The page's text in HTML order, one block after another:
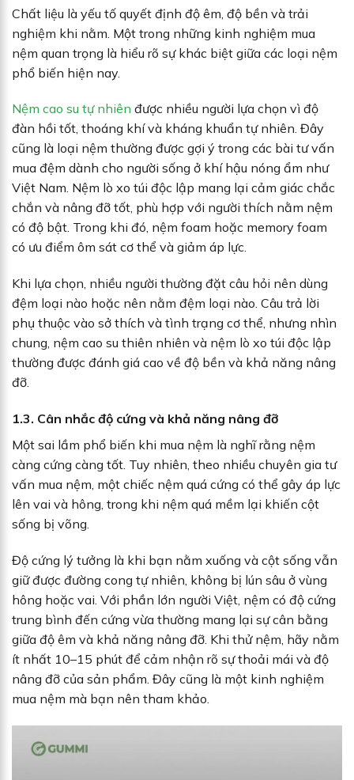
Chất liệu là yếu tố quyết định độ êm, độ bền và trải
nghiệm khi nằm. Một trong những kinh nghiệm mua
nệm quan trọng là hiểu rõ sự khác biệt giữa các loại nệm
phổ biến hiện nay.
Nệm cao su tự nhiên được nhiều người lựa chọn vì độ
đàn hồi tốt, thoáng khí và kháng khuẩn tự nhiên. Đây
cũng là loại nệm thường được gợi ý trong các bài tư vấn
mua đệm dành cho người sống ở khí hậu nóng ẩm như
Việt Nam. Nệm lò xo túi độc lập mang lại cảm giác chắc
chắn và nâng đỡ tốt, phù hợp với người thích nằm nệm
có độ bật. Trong khi đó, nệm foam hoặc memory foam
có ưu điểm ôm sát cơ thể và giảm áp lực.
Khi lựa chọn, nhiều người thường đặt câu hỏi nên dùng
đệm loại nào hoặc nên nằm đệm loại nào. Câu trả lời
phụ thuộc vào sở thích và tình trạng cơ thể, nhưng nhìn
chung, nệm cao su thiên nhiên và nệm lò xo túi độc lập
thường được đánh giá cao về độ bền và khả năng nâng
đỡ.
1.3. Cân nhắc độ cứng và khả năng nâng đỡ
Một sai lầm phổ biến khi mua nệm là nghĩ rằng nệm
càng cứng càng tốt. Tuy nhiên, theo nhiều chuyên gia tư
vấn mua nệm, một chiếc nệm quá cứng có thể gây áp lực
lên vai và hông, trong khi nệm quá mềm lại khiến cột
sống bị võng.
Độ cứng lý tưởng là khi bạn nằm xuống và cột sống vẫn
giữ được đường cong tự nhiên, không bị lún sâu ở vùng
hông hoặc vai. Với phần lớn người Việt, nệm có độ cứng
trung bình đến cứng vừa thường mang lại sự cân bằng
giữa độ êm và khả năng nâng đỡ. Khi thử nệm, hãy nằm
ít nhất 10–15 phút để cảm nhận rõ sự thoải mái và độ
nâng đỡ của sản phẩm. Đây cũng là một kinh nghiệm
mua nệm mà bạn nên tham khảo.